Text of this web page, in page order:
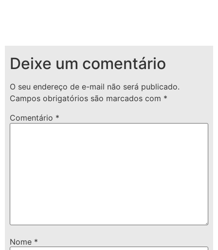
Deixe um comentário
O seu endereço de e-mail não será publicado.
Campos obrigatórios são marcados com *
Comentário *
Nome *